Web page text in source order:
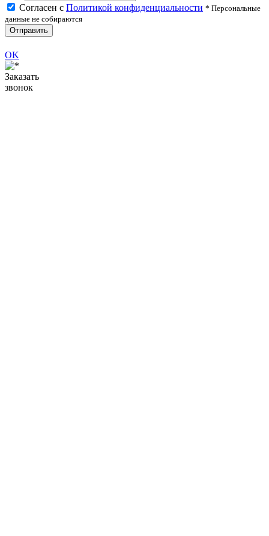
Согласен с Политикой конфиденциальности * Персональные
данные не собираются
Отправить
OK
Заказать
звонок